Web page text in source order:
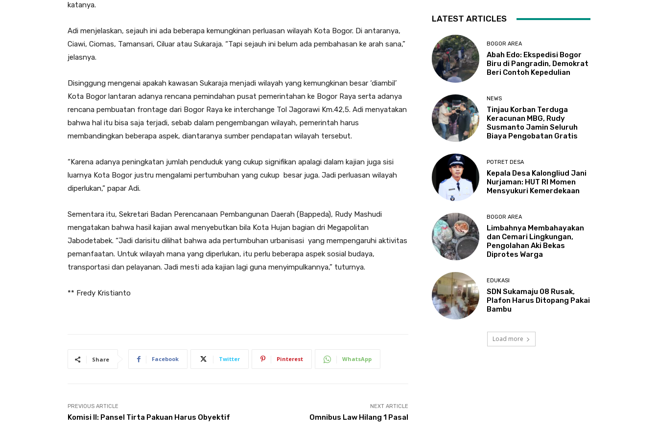
katanya.
Adi menjelaskan, sejauh ini ada beberapa kemungkinan perluasan wilayah Kota Bogor. Di antaranya,
Ciawi, Ciomas, Tamansari, Ciluar atau Sukaraja. “Tapi sejauh ini belum ada pembahasan ke arah sana,”
jelasnya.
Disinggung mengenai apakah kawasan Sukaraja menjadi wilayah yang kemungkinan besar ‘diambil’
Kota Bogor lantaran adanya rencana pemindahan pusat pemerintahan ke Bogor Raya serta adanya
rencana pembuatan frontage dari Bogor Raya ke interchange Tol Jagorawi Km.42,5. Adi menyatakan
bahwa hal itu bisa saja terjadi, sebab dalam pengembangan wilayah, pemerintah harus
membandingkan beberapa aspek, diantaranya sumber pendapatan wilayah tersebut.
“Karena adanya peningkatan jumlah penduduk yang cukup signifikan apalagi dalam kajian juga sisi
luarnya Kota Bogor justru mengalami pertumbuhan yang cukup besar juga. Jadi perluasan wilayah
diperlukan,” papar Adi.
Sementara itu, Sekretari Badan Perencanaan Pembangunan Daerah (Bappeda), Rudy Mashudi
mengatakan bahwa hasil kajian awal menyebutkan bila Kota Hujan bagian dri Megapolitan
Jabodetabek. “Jadi darisitu dilihat bahwa ada pertumbuhan urbanisasi yang mempengaruhi aktivitas
pemanfaatan. Untuk wilayah mana yang diperlukan, itu perlu beberapa aspek sosial budaya,
transportasi dan pelayanan. Jadi mesti ada kajian lagi guna menyimpulkannya,” tuturnya.
** Fredy Kristianto
Share Facebook Twitter Pinterest WhatsApp
PREVIOUS ARTICLE
Komisi II: Pansel Tirta Pakuan Harus Obyektif
NEXT ARTICLE
Omnibus Law Hilang 1 Pasal
LATEST ARTICLES
BOGOR AREA
Abah Edo: Ekspedisi Bogor
Biru di Pangradin, Demokrat
Beri Contoh Kepedulian
NEWS
Tinjau Korban Terduga
Keracunan MBG, Rudy
Susmanto Jamin Seluruh
Biaya Pengobatan Gratis
POTRET DESA
Kepala Desa Kalongliud Jani
Nurjaman: HUT RI Momen
Mensyukuri Kemerdekaan
BOGOR AREA
Limbahnya Membahayakan
dan Cemari Lingkungan,
Pengolahan Aki Bekas
Diprotes Warga
EDUKASI
SDN Sukamaju 08 Rusak,
Plafon Harus Ditopang Pakai
Bambu
Load more